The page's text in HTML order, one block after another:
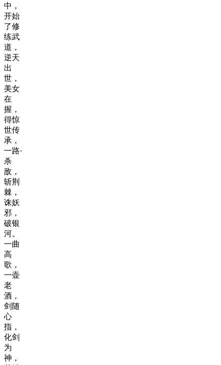
中，
开始
了修
练武
道，
逆天
出
世，
美女
在
握，
得惊
世传
承，
一路·
杀
敌，
斩荆
棘，
诛妖
邪，
破银
河。
一曲
高
歌，
一壶
老
酒，
剑随
心
指，
化剑
为
神，